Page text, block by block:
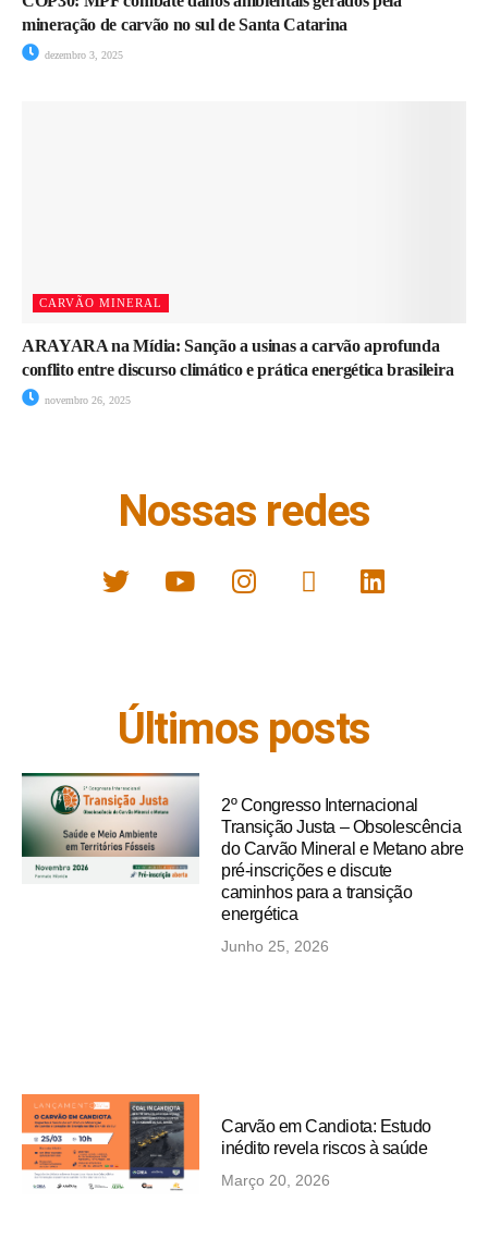
mineração de carvão no sul de Santa Catarina
dezembro 3, 2025
CARVÃO MINERAL
ARAYARA na Mídia: Sanção a usinas a carvão aprofunda
conflito entre discurso climático e prática energética brasileira
novembro 26, 2025
Nossas redes
Últimos posts
2º Congresso Internacional
Transição Justa – Obsolescência
do Carvão Mineral e Metano abre
pré-inscrições e discute
caminhos para a transição
energética
Junho 25, 2026
Carvão em Candiota: Estudo
inédito revela riscos à saúde
Março 20, 2026